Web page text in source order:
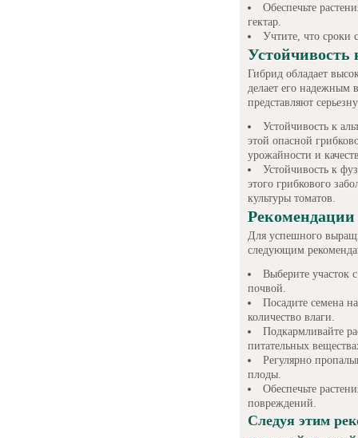
Обеспечьте
гектар.
Учтите, что сроки
Устойчивость
Гибрид обладает
делает его надежным
представляют
Устойчивость к
этой опасной
урожайности и
Устойчивость к
этого грибкового
культуры томатов.
Рекомендации
Для успешного
следующим
Выберите
почвой.
Посадите семена
количество влаги.
Подкармливайте
питательных
Регулярно
плоды.
Обеспечьте
повреждений.
Следуя этим